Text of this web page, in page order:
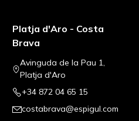
Platja d'Aro - Costa
Brava
Avinguda de la Pau 1,
Platja d'Aro
+34 872 04 65 15
costabrava@espigul.com